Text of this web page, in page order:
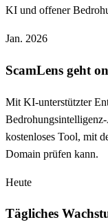
KI und offener
Jan. 2026
ScamLens geht
Mit KI-unterstützter
kostenloses Tool, mit
Domain prüfen kann.
Heute
Tägliches